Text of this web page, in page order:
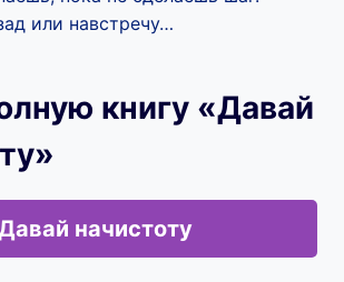
или навстречу…
книгу «Давай
начистоту